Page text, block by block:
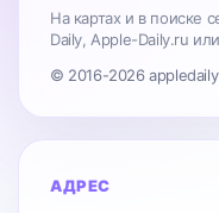
На картах и в поиске
Daily, Apple-Daily.ru
© 2016-2026 appledaily
АДРЕС